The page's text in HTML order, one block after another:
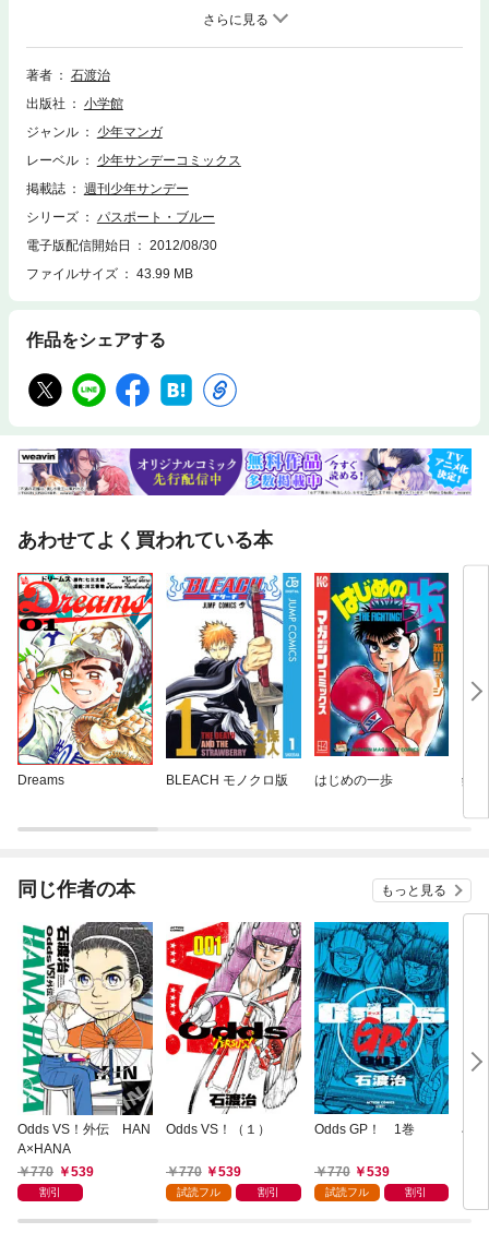
知の行きそうな場所を何とか思い出そうとする直進は、ふたりが初めて出
会った場所にいるのでは、とひらめくのだが……
著者
石渡治
出版社
小学館
ジャンル
少年マンガ
レーベル
少年サンデーコミックス
掲載誌
週刊少年サンデー
シリーズ
パスポート・ブルー
電子版配信開始日
2012/08/30
ファイルサイズ
43.99 MB
作品をシェアする
あわせてよく買われている本
Dreams BLEACH モノクロ版 はじめの一歩 鋼
同じ作者の本 もっと見る
Odds VS！外伝 HAN
A×HANA
770
539
割引
Odds VS！（１）
770 539
試読フル 割引
Odds GP！ 1巻
770 539
試読フル 割引
石